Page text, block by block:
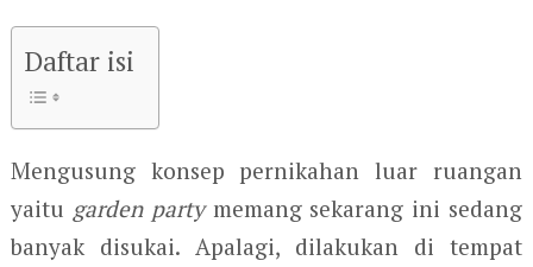
Daftar isi
Mengusung konsep pernikahan luar ruangan
yaitu garden partymemang sekarang ini sedang
banyak disukai. Apalagi, dilakukan di tempat